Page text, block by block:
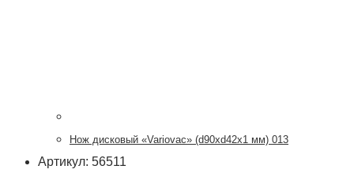
Нож дисковый «Variovac» (d90хd42x1 мм) 013
Артикул: 56511